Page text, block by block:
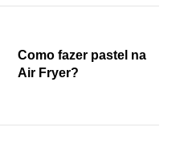
Como fazer pastel na
Air Fryer?